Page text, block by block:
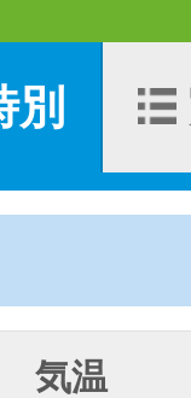
別
気温